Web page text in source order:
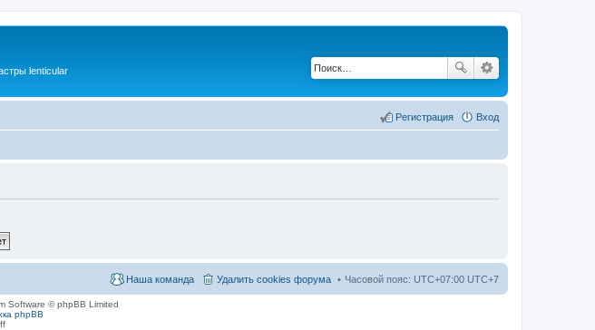
lenticular
Вход
Регистрация
Часовой пояс: UTC+07:00 UTC+7
Удалить cookies форума
Наша команда
Software © phpBB Limited
phpBB